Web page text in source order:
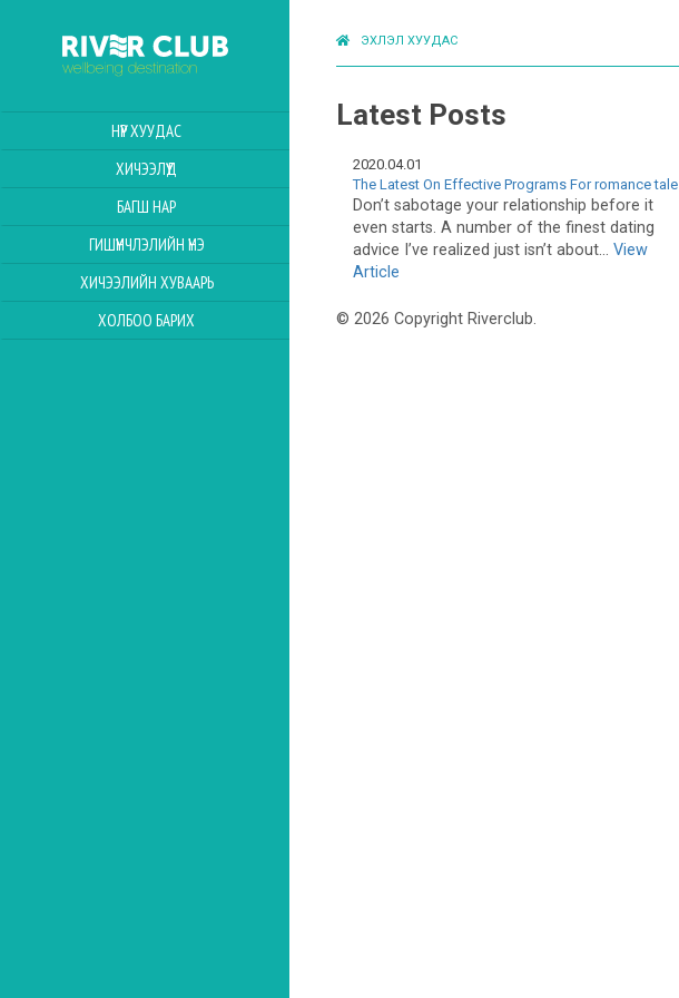
НҮҮР ХУУДАС
ХИЧЭЭЛҮҮД
БАГШ НАР
ГИШҮҮНЧЛЭЛИЙН ҮНЭ
ХИЧЭЭЛИЙН ХУВААРЬ
ХОЛБОО БАРИХ
ЭХЛЭЛ ХУУДАС
Latest Posts
2020.04.01
The Latest On Effective Programs For romance tale
Don’t sabotage your relationship before it
even starts. A number of the finest dating
advice I’ve realized just isn’t about... View
Article
© 2026 Copyright Riverclub.